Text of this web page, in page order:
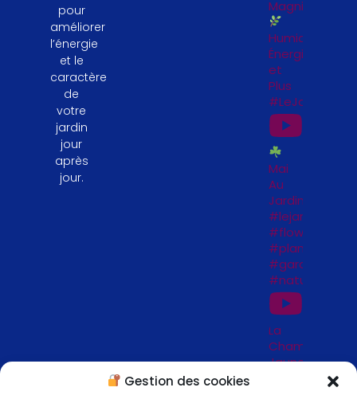
Gestion des cookies
pour
améliorer
l’énergie
et le
caractère
de
votre
jardin
jour
après
jour.
Magnifiques
Humidité,
Énergie
et
Plus
Mai
Au
Jardin
#flowers
#garden
#naturelovers
La
Chambre
Jaune